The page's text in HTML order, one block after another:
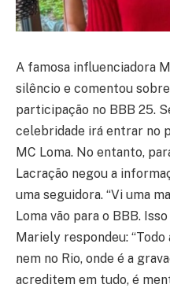
A famosa influenciadora
silêncio e comentou
participação no BBB 25.
celebridade irá entrar no
MC Loma. No entanto,
Lacração negou a
uma seguidora. “Vi uma
Loma vão para o BBB.
Mariely respondeu:
nem no Rio, onde é a
acreditem em tudo, é